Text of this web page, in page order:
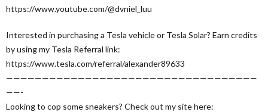
https://www.youtube.com/@dvniel_luu
Interested in purchasing a Tesla vehicle or Tesla Solar? Earn credits
by using my Tesla Referral link:
https://www.tesla.com/referral/alexander89633
———————————————————————————————————
——-
Looking to cop some sneakers? Check out my site here: